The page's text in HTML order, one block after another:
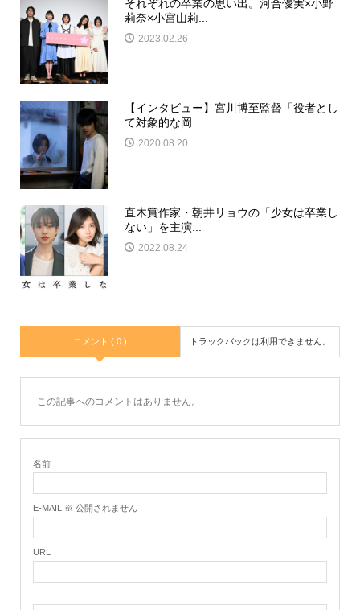
それぞれの卒業の思い出。河合優実×小野
莉奈×小宮山莉...
2023.02.26
【インタビュー】宮川博至監督「役者とし
て対象的な岡...
2020.08.20
直木賞作家・朝井リョウの「少女は卒業し
ない」を主演...
2022.08.24
コメント ( 0 ) トラックバックは利用できません。
この記事へのコメントはありません。
名前
E-MAIL ※ 公開されません
URL